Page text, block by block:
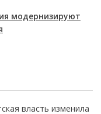
модернизируют
власть изменила